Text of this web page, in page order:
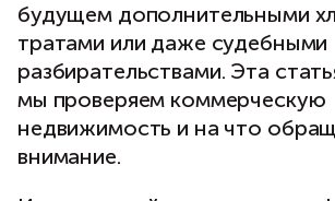
будущем дополнительными
тратами или даже судебными
разбирательствами. Эта
мы проверяем коммерческую
недвижимость и на что
внимание.